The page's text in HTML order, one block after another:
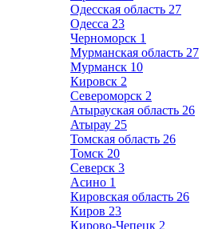
Одесская область 27
Одесса 23
Черноморск 1
Мурманская область 27
Мурманск 10
Кировск 2
Североморск 2
Атырауская область 26
Атырау 25
Томская область 26
Томск 20
Северск 3
Асино 1
Кировская область 26
Киров 23
Кирово-Чепецк 2